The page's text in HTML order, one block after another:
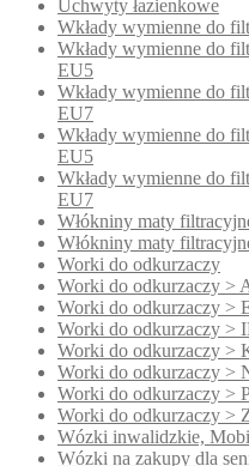
Uchwyty łazienkowe
Wkłady wymienne do
Wkłady wymienne do
EU5
Wkłady wymienne do
EU7
Wkłady wymienne do
EU5
Wkłady wymienne do
EU7
Włókniny maty
Włókniny maty
Worki do odkurzaczy
Worki do odkurzaczy >
Worki do odkurzaczy >
Worki do odkurzaczy
Worki do odkurzaczy >
Worki do odkurzaczy >
Worki do odkurzaczy >
Worki do odkurzaczy >
Wózki inwalidzkie,
Wózki na zakupy dla